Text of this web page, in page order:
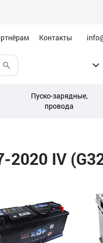
Контакты
Пуско-зарядные,
провода
IV